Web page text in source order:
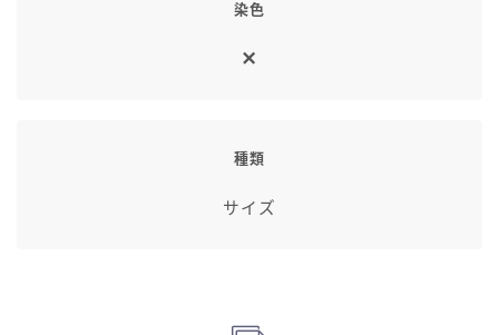
染色
種類
サイズ